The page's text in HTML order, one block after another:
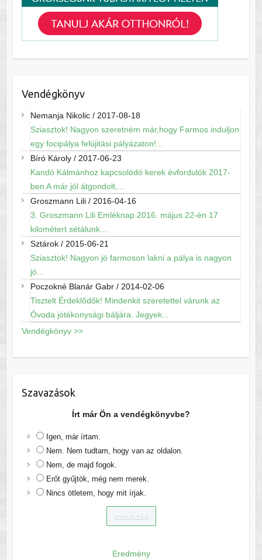
Vendégkönyv
Nemanja Nikolic/ 2017-08-18
Sziasztok! Nagyon szeretném már,hogy Farmos induljon
egy focipálya felújitási pályázaton!...
Bíró Károly/ 2017-06-23
Kandó Kálmánhoz kapcsolódó kerek évfordulók 2017-
ben A már jól átgondolt,...
Groszmann Lili/ 2016-04-16
3. Groszmann Lili Emléknap 2016. május 22-én 17
kilométert sétálunk...
Sztárok/ 2015-06-21
Sziasztok! Nagyon jó farmoson lakni a pálya is nagyon
jó...
Poczokné Blanár Gabr/ 2014-02-06
Tisztelt Érdeklődők! Mindenkit szeretettel várunk az
Óvoda jótékonysági báljára. Jegyek...
Vendégkönyv >>
Szavazások
Írt már Ön a vendégkönyvbe?
Igen, már írtam.
Nem. Nem tudtam, hogy van az oldalon.
Nem, de majd fogok.
Erőt gyűjtök, még nem merek.
Nincs ötletem, hogy mit írjak.
Eredmény